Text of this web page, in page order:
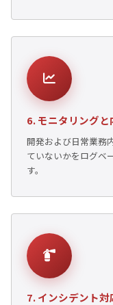
6. モニタリングと
開発および日常業務
ていないかをログベ
す。
7. インシデント対